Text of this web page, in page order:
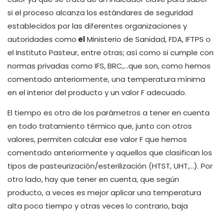
si el proceso alcanza los estándares de seguridad
establecidos por las diferentes organizaciones y
autoridades como elMinisterio de Sanidad, FDA, IFTPS o
el Instituto Pasteur, entre otras; así como si cumple con
normas privadas como IFS, BRC,…que son, como hemos
comentado anteriormente, una temperatura mínima
en el interior del producto y un valor F adecuado.
El tiempo es otro de los parámetros a tener en cuenta
en todo tratamiento térmico que, junto con otros
valores, permiten calcular ese valor F que hemos
comentado anteriormente y aquellos que clasifican los
tipos de pasteurización/esterilización (HTST, UHT,…). Por
otro lado, hay que tener en cuenta, que según
producto, a veces es mejor aplicar una temperatura
alta poco tiempo y otras veces lo contrario, baja